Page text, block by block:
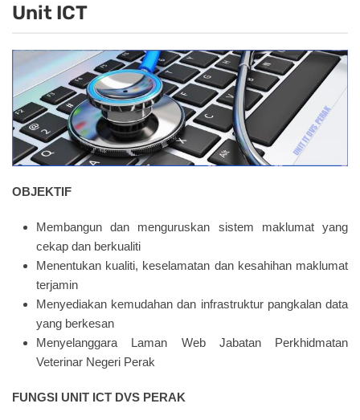
Unit ICT
OBJEKTIF
Membangun dan menguruskan sistem maklumat yang
cekap dan berkualiti
Menentukan kualiti, keselamatan dan kesahihan maklumat
terjamin
Menyediakan kemudahan dan infrastruktur pangkalan data
yang berkesan
Menyelanggara Laman Web Jabatan Perkhidmatan
Veterinar Negeri Perak
FUNGSI UNIT ICT DVS PERAK